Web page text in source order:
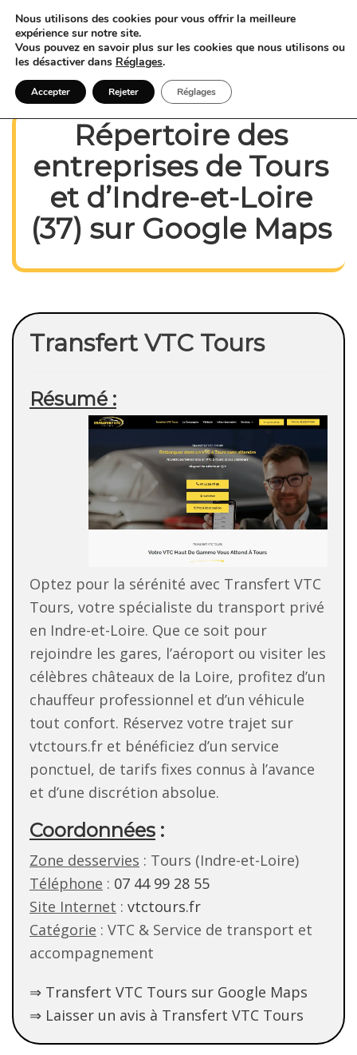
Répertoire des
entreprises de Tours
et d’Indre-et-Loire
(37) sur Google Maps
Transfert VTC Tours
Résumé :
Optez pour la sérénité avec Transfert VTC
Tours, votre spécialiste du transport privé
en Indre-et-Loire. Que ce soit pour
rejoindre les gares, l’aéroport ou visiter les
célèbres châteaux de la Loire, profitez d’un
chauffeur professionnel et d’un véhicule
tout confort. Réservez votre trajet sur
vtctours.fr et bénéficiez d’un service
ponctuel, de tarifs fixes connus à l’avance
et d’une discrétion absolue.
Coordonnées :
Zone desservies : Tours (Indre-et-Loire)
Téléphone : 07 44 99 28 55
Site Internet : vtctours.fr
Catégorie : VTC & Service de transport et
accompagnement
⇒ Transfert VTC Tours sur Google Maps
⇒ Laisser un avis à Transfert VTC Tours
Nous utilisons des cookies pour vous offrir la meilleure
expérience sur notre site.
Vous pouvez en savoir plus sur les cookies que nous utilisons ou
les désactiver dans Réglages.
Accepter Rejeter Réglages